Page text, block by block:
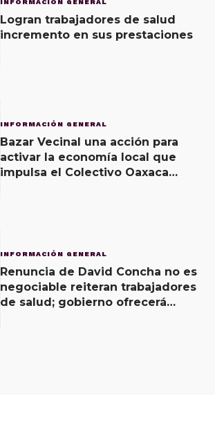
Logran trabajadores de salud
incremento en sus prestaciones
INFORMACIÓN GENERAL
Bazar Vecinal una acción para
activar la economía local que
impulsa el Colectivo Oaxaca
INFORMACIÓN GENERAL
Renuncia de David Concha no es
negociable reiteran trabajadores
de salud; gobierno ofrecerá